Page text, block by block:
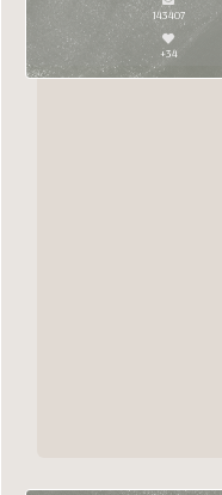
143407
+34